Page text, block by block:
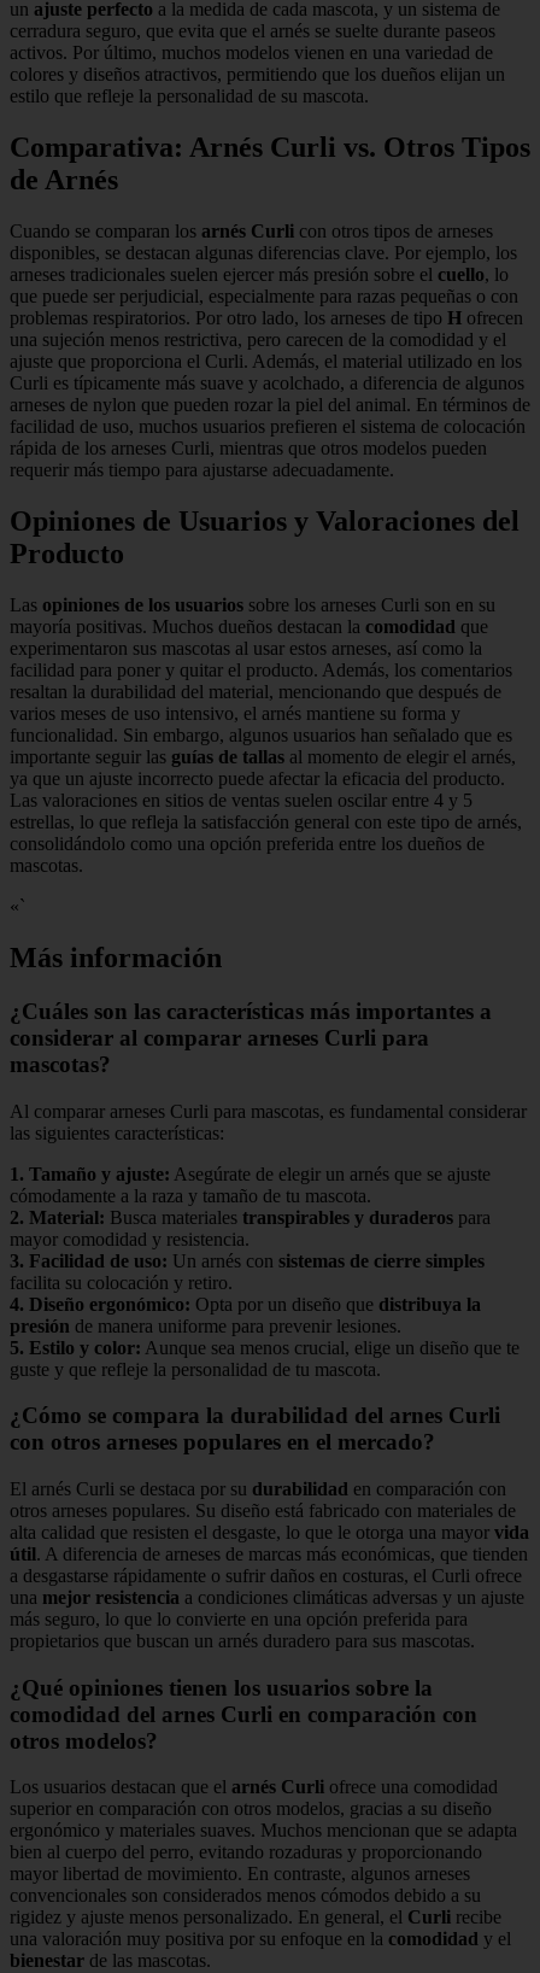
un ajuste perfecto a la medida de cada mascota, y un sistema de
cerradura seguro, que evita que el arnés se suelte durante paseos
activos. Por último, muchos modelos vienen en una variedad de
colores y diseños atractivos, permitiendo que los dueños elijan un
estilo que refleje la personalidad de su mascota.
Comparativa: Arnés Curli vs. Otros Tipos
de Arnés
Cuando se comparan los arnés Curli con otros tipos de arneses
disponibles, se destacan algunas diferencias clave. Por ejemplo, los
arneses tradicionales suelen ejercer más presión sobre el cuello, lo
que puede ser perjudicial, especialmente para razas pequeñas o con
problemas respiratorios. Por otro lado, los arneses de tipo H ofrecen
una sujeción menos restrictiva, pero carecen de la comodidad y el
ajuste que proporciona el Curli. Además, el material utilizado en los
Curli es típicamente más suave y acolchado, a diferencia de algunos
arneses de nylon que pueden rozar la piel del animal. En términos de
facilidad de uso, muchos usuarios prefieren el sistema de colocación
rápida de los arneses Curli, mientras que otros modelos pueden
requerir más tiempo para ajustarse adecuadamente.
Opiniones de Usuarios y Valoraciones del
Producto
Las opiniones de los usuarios sobre los arneses Curli son en su
mayoría positivas. Muchos dueños destacan la comodidad que
experimentaron sus mascotas al usar estos arneses, así como la
facilidad para poner y quitar el producto. Además, los comentarios
resaltan la durabilidad del material, mencionando que después de
varios meses de uso intensivo, el arnés mantiene su forma y
funcionalidad. Sin embargo, algunos usuarios han señalado que es
importante seguir las guías de tallas al momento de elegir el arnés,
ya que un ajuste incorrecto puede afectar la eficacia del producto.
Las valoraciones en sitios de ventas suelen oscilar entre 4 y 5
estrellas, lo que refleja la satisfacción general con este tipo de arnés,
consolidándolo como una opción preferida entre los dueños de
mascotas.
«`
Más información
¿Cuáles son las características más importantes a
considerar al comparar arneses Curli para
mascotas?
Al comparar arneses Curli para mascotas, es fundamental considerar
las siguientes características:
1. Tamaño y ajuste: Asegúrate de elegir un arnés que se ajuste
cómodamente a la raza y tamaño de tu mascota.
2. Material: Busca materiales transpirables y duraderos para
mayor comodidad y resistencia.
3. Facilidad de uso: Un arnés con sistemas de cierre simples
facilita su colocación y retiro.
4. Diseño ergonómico: Opta por un diseño que distribuya la
presión de manera uniforme para prevenir lesiones.
5. Estilo y color: Aunque sea menos crucial, elige un diseño que te
guste y que refleje la personalidad de tu mascota.
¿Cómo se compara la durabilidad del arnes Curli
con otros arneses populares en el mercado?
El arnés Curli se destaca por su durabilidad en comparación con
otros arneses populares. Su diseño está fabricado con materiales de
alta calidad que resisten el desgaste, lo que le otorga una mayor vida
útil. A diferencia de arneses de marcas más económicas, que tienden
a desgastarse rápidamente o sufrir daños en costuras, el Curli ofrece
una mejor resistencia a condiciones climáticas adversas y un ajuste
más seguro, lo que lo convierte en una opción preferida para
propietarios que buscan un arnés duradero para sus mascotas.
¿Qué opiniones tienen los usuarios sobre la
comodidad del arnes Curli en comparación con
otros modelos?
Los usuarios destacan que el arnés Curli ofrece una comodidad
superior en comparación con otros modelos, gracias a su diseño
ergonómico y materiales suaves. Muchos mencionan que se adapta
bien al cuerpo del perro, evitando rozaduras y proporcionando
mayor libertad de movimiento. En contraste, algunos arneses
convencionales son considerados menos cómodos debido a su
rigidez y ajuste menos personalizado. En general, el Curli recibe
una valoración muy positiva por su enfoque en la comodidad y el
bienestar de las mascotas.